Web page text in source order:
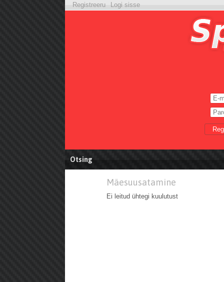
Registreeru Logi sisse
Otsing
Mäesuusatamine
Ei leitud ühtegi kuulutust